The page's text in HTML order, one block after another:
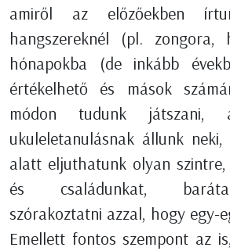
amiről az előzőekben
hangszereknél (pl. zongora,
hónapokba (de inkább
értékelhető és mások
módon tudunk
ukuleletanulásnak állunk
alatt eljuthatunk olyan
és családunkat,
szórakoztatni azzal, hogy egy-
Emellett fontos szempont az